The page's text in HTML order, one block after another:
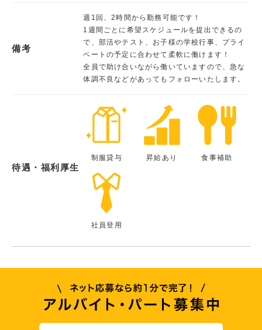
備考
週1回、2時間から勤務可能です！
1週間ごとに希望スケジュールを提出できるの
で、部活やテスト、お子様の学校行事、プライ
ベートの予定に合わせて柔軟に働けます！
全員で助け合いながら働いていますので、急な
体調不良などがあってもフォローいたします。
待遇・福利厚生
制服貸与 昇給あり 食事補助
社員登用